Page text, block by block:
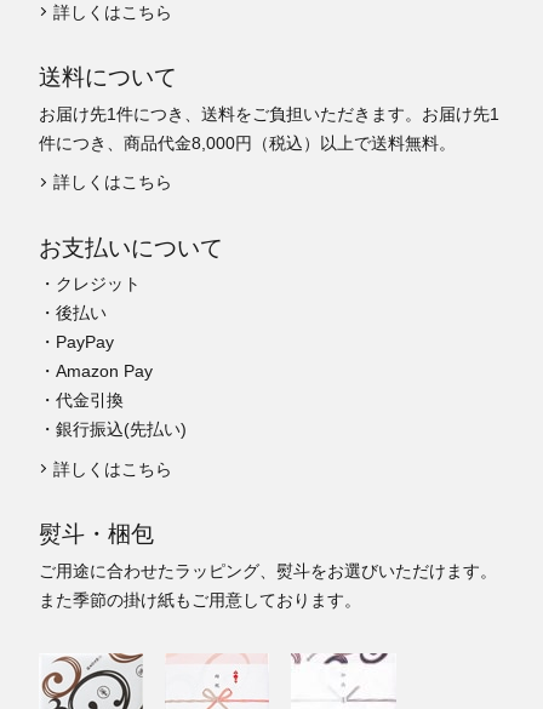
詳しくはこちら
送料について
お届け先1件につき、送料をご負担いただきます。お届け先1
件につき、商品代金8,000円（税込）以上で送料無料。
詳しくはこちら
お支払いについて
・クレジット
・後払い
・PayPay
・Amazon Pay
・代金引換
・銀行振込(先払い)
詳しくはこちら
熨斗・梱包
ご用途に合わせたラッピング、熨斗をお選びいただけます。
また季節の掛け紙もご用意しております。